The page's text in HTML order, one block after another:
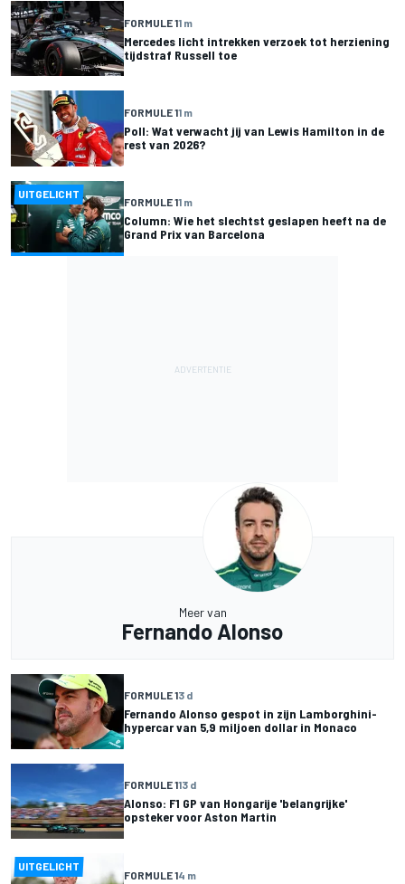
FORMULE 11 m
Mercedes licht intrekken verzoek tot herziening
tijdstraf Russell toe
FORMULE 11 m
Poll: Wat verwacht jij van Lewis Hamilton in de
rest van 2026?
UITGELICHT
FORMULE 11 m
Column: Wie het slechtst geslapen heeft na de
Grand Prix van Barcelona
Meer van
Fernando Alonso
FORMULE 13 d
Fernando Alonso gespot in zijn Lamborghini-
hypercar van 5,9 miljoen dollar in Monaco
FORMULE 113 d
Alonso: F1 GP van Hongarije 'belangrijke'
opsteker voor Aston Martin
UITGELICHT
FORMULE 14 m